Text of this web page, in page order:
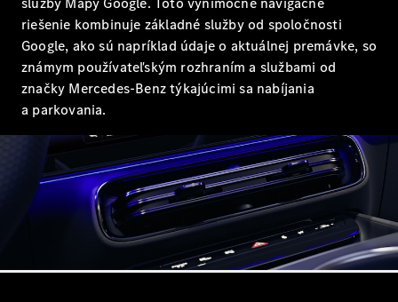
kupé
Vozidlá k
priamemu
odberu
Konfigurátor
Kabriolety/roadstery
riešenie kombinuje základné služby od spoločnosti
Google, ako sú napríklad údaje o aktuálnej premávke, so
známym používateľským rozhraním a službami od
značky Mercedes-Benz týkajúcimi sa nabíjania
a parkovania.